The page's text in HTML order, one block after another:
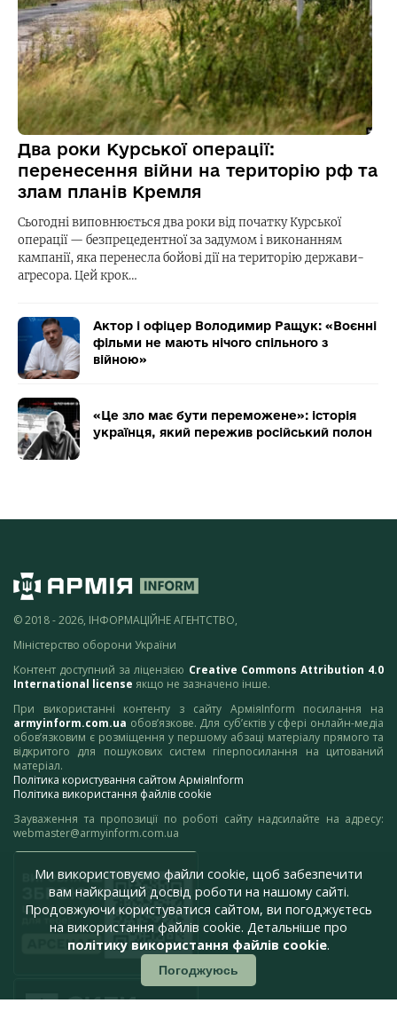
Два роки Курської операції:
перенесення війни на територію рф та
злам планів Кремля
Сьогодні виповнюється два роки від початку Курської
операції — безпрецедентної за задумом і виконанням
кампанії, яка перенесла бойові дії на територію держави-
агресора. Цей крок…
Актор і офіцер Володимир Ращук: «Воєнні
фільми не мають нічого спільного з
війною»
«Це зло має бути переможене»: історія
українця, який пережив російський полон
© 2018 - 2026, ІНФОРМАЦІЙНЕ АГЕНТСТВО,
Міністерство оборони України
Контент доступний за ліцензією Creative Commons Attribution 4.0
International license якщо не зазначено інше.
При використанні контенту з сайту АрміяInform посилання на
armyinform.com.ua обов’язкове. Для суб’єктів у сфері онлайн-медіа
обов’язковим є розміщення у першому абзаці матеріалу прямого та
відкритого для пошукових систем гіперпосилання на цитований
матеріал.
Політика користування сайтом АрміяInform
Політика використання файлів cookie
Зауваження та пропозиції по роботі сайту надсилайте на адресу:
webmaster@armyinform.com.ua
Ми використовуємо файли cookie, щоб забезпечити
вам найкращий досвід роботи на нашому сайті.
Продовжуючи користуватися сайтом, ви погоджуєтесь
на використання файлів cookie. Детальніше про
політику використання файлів cookie.
Погоджуюсь